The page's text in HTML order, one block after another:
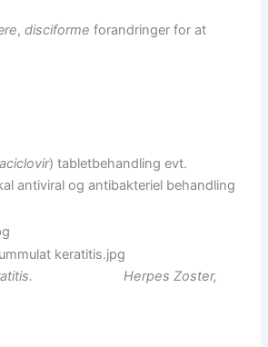
,disciforme forandringer for at
aciclovir) tabletbehandling evt.
antiviral og antibakteriel behandling
Herpes Zoster,